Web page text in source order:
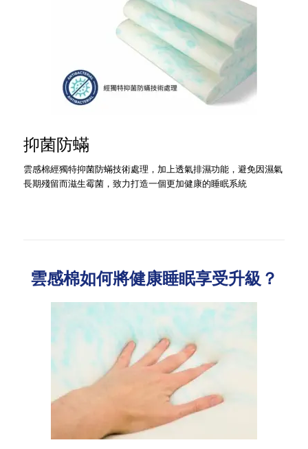
抑菌防蟎
雲感棉經獨特抑菌防蟎技術處理，加上透氣排濕功能，避免因濕氣
長期殘留而滋生霉菌，致力打造一個更加健康的睡眠系統
雲感棉如何將健康睡眠享受升級？